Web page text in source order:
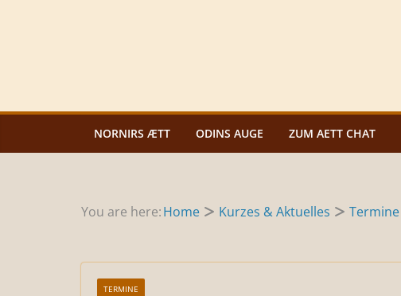
NORNIRS ÆTT ODINS AUGE ZUM AETT CHAT
You are here:Home Kurzes & Aktuelles Termine
TERMINE